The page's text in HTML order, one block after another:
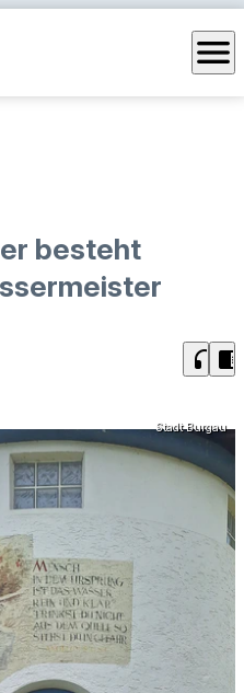
menu
besteht
headphones chrome_reader_mode
Stadt Burgau